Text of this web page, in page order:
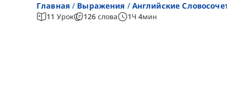
Главная Выражения Английские
11 Урок 126 слова 1Ч 4мин